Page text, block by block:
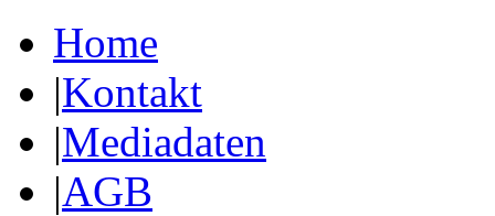
Home
|Kontakt
|Mediadaten
|AGB